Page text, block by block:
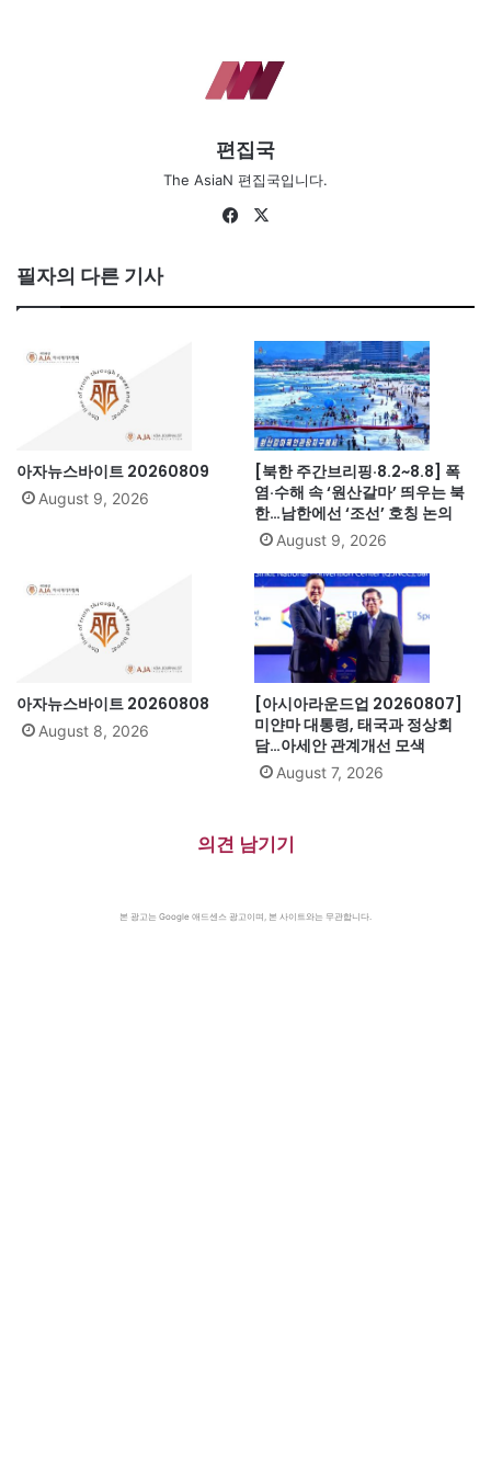
편집국
The AsiaN 편집국입니다.
Fa
필자의 다른 기사
아자뉴스바이트 20260809
August 9, 2026
[북한 주간브리핑·8.2~8.8] 폭
염·수해 속 ‘원산갈마’ 띄우는 북
한…남한에선 ‘조선’ 호칭 논의
August 9, 2026
아자뉴스바이트 20260808
August 8, 2026
[아시아라운드업 20260807]
미얀마 대통령, 태국과 정상회
담…아세안 관계개선 모색
August 7, 2026
의견 남기기
본 광고는 Google 애드센스 광고이며, 본 사이트와는 무관합니다.